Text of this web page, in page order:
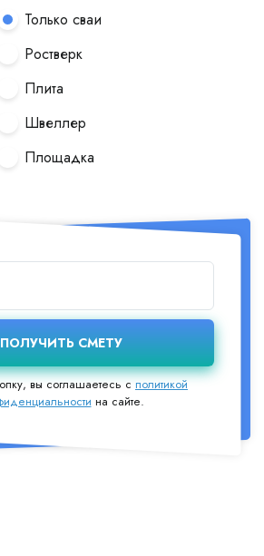
Только сваи
Ростверк
Плита
Швеллер
Площадка
вы соглашаетесь сполитикой
на сайте.